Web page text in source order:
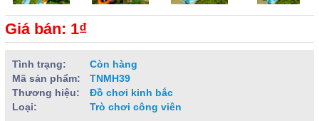
Giá bán: 1₫
Tình trạng:
Còn hàng
Mã sản phẩm:
TNMH39
Thương hiệu:
Đồ chơi kinh bắc
Loại:
Trò chơi công viên